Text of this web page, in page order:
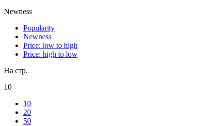
Newness
Popularity
Newness
Price: low to high
Price: high to low
На стр.
10
10
20
50